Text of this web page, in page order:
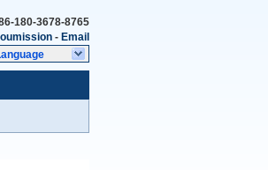
180-3678-8765
- Email